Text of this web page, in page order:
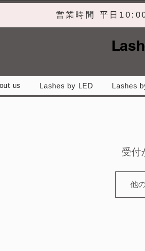
営業時間 平日
us Lashes by LED Lashes
受付
他